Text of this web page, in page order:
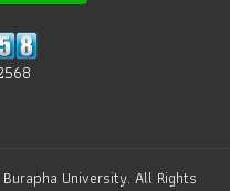
University. All Rights